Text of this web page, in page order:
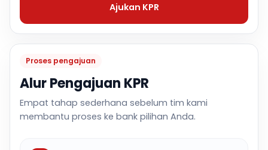
Proses pengajuan
Alur Pengajuan KPR
Empat tahap sederhana sebelum tim kami
membantu proses ke bank pilihan Anda.
Ajukan KPR